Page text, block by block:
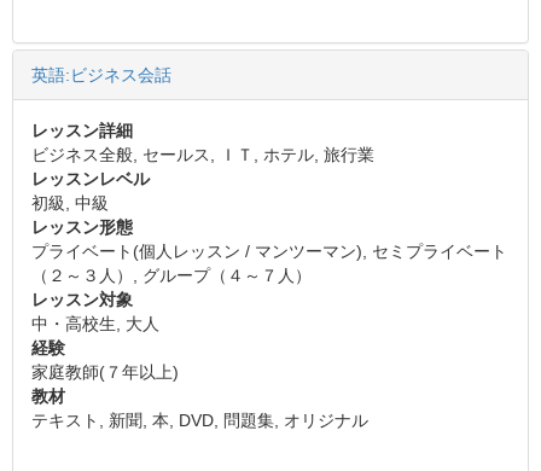
英語:ビジネス会話
レッスン詳細
ビジネス全般, セールス, ＩＴ, ホテル, 旅行業
レッスンレベル
初級, 中級
レッスン形態
プライベート(個人レッスン / マンツーマン), セミプライベート
（２～３人）, グループ（４～７人）
レッスン対象
中・高校生, 大人
経験
家庭教師(７年以上)
教材
テキスト, 新聞, 本, DVD, 問題集, オリジナル